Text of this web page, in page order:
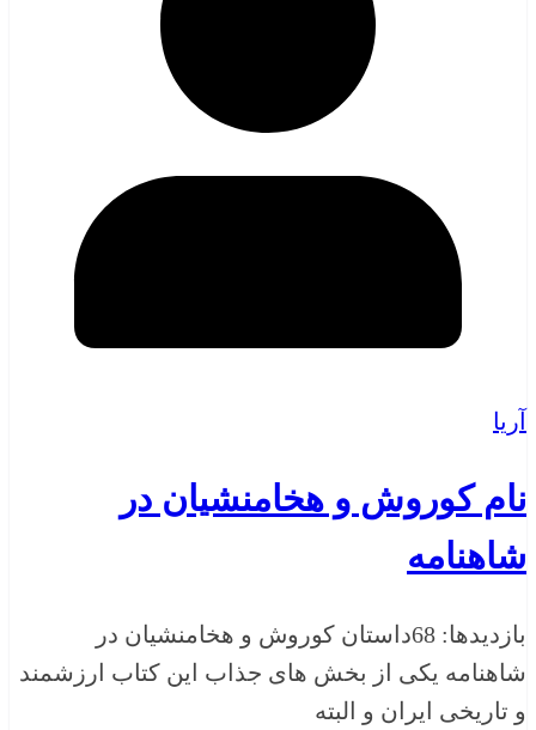
آریا
نام کوروش و هخامنشیان در
شاهنامه
بازدیدها: 68داستان کوروش و هخامنشیان در
شاهنامه یکی از بخش های جذاب این کتاب ارزشمند
و تاریخی ایران و البته